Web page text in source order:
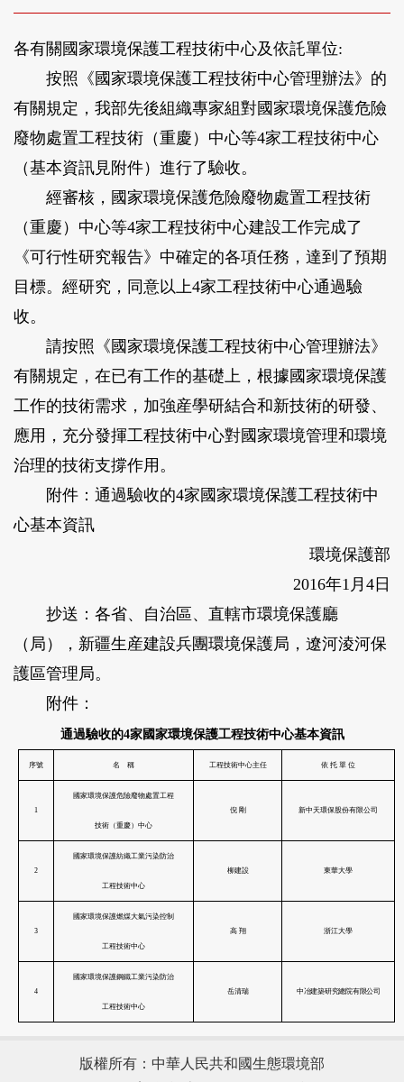
各有關國家環境保護工程技術中心及依託單位:
按照《國家環境保護工程技術中心管理辦法》的
有關規定，我部先後組織專家組對國家環境保護危險
廢物處置工程技術（重慶）中心等4家工程技術中心
（基本資訊見附件）進行了驗收。
經審核，國家環境保護危險廢物處置工程技術
（重慶）中心等4家工程技術中心建設工作完成了
《可行性研究報告》中確定的各項任務，達到了預期
目標。經研究，同意以上4家工程技術中心通過驗
收。
請按照《國家環境保護工程技術中心管理辦法》
有關規定，在已有工作的基礎上，根據國家環境保護
工作的技術需求，加強産學研結合和新技術的研發、
應用，充分發揮工程技術中心對國家環境管理和環境
治理的技術支撐作用。
附件：通過驗收的4家國家環境保護工程技術中
心基本資訊
環境保護部
2016年1月4日
抄送：各省、自治區、直轄市環境保護廳
（局），新疆生産建設兵團環境保護局，遼河淩河保
護區管理局。
附件：
通過驗收的4家國家環境保護工程技術中心基本資訊
版權所有：中華人民共和國生態環境部